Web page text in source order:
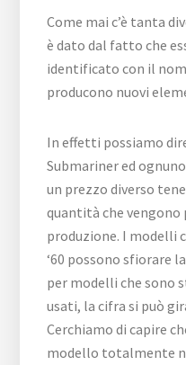
Come mai c’è tanta
è dato dal fatto che
identificato con il
producono nuovi
In effetti possiamo
Submariner ed
un prezzo diverso
quantità che vengono
produzione. I modelli
‘60 possono sfiorare
per modelli che sono
usati, la cifra si può
Cerchiamo di capire
modello totalmente